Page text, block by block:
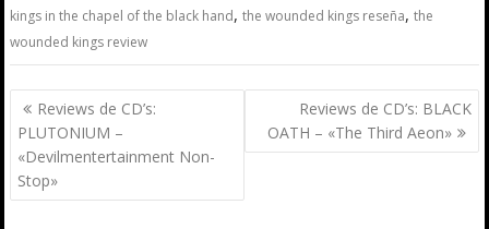
kings in the chapel of the black hand,the wounded kings reseña,the
wounded kings review
Navegación
de
entradas
Reviews de CD’s:
PLUTONIUM –
«Devilmentertainment Non-
Stop»
Reviews de CD’s: BLACK
OATH – «The Third Aeon»